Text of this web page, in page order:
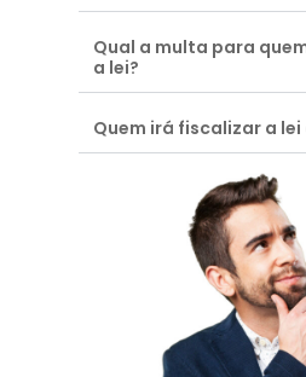
Qual a multa para
a lei?
Quem irá fiscalizar a lei